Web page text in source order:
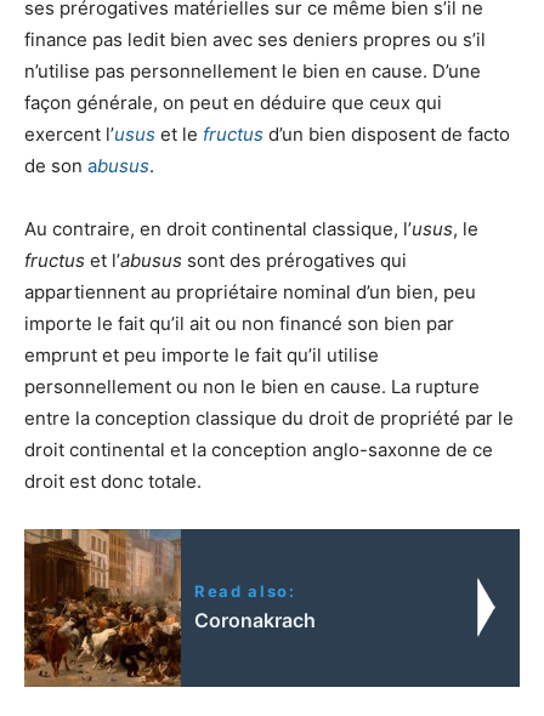
ses prérogatives matérielles sur ce même bien s’il ne
finance pas ledit bien avec ses deniers propres ou s’il
n’utilise pas personnellement le bien en cause. D’une
façon générale, on peut en déduire que ceux qui
exercent l’usus et le fructus d’un bien disposent de facto
de son abusus.
Au contraire, en droit continental classique, l’usus, le
fructus et l’abusus sont des prérogatives qui
appartiennent au propriétaire nominal d’un bien, peu
importe le fait qu’il ait ou non financé son bien par
emprunt et peu importe le fait qu’il utilise
personnellement ou non le bien en cause. La rupture
entre la conception classique du droit de propriété par le
droit continental et la conception anglo-saxonne de ce
droit est donc totale.
Read also:
Coronakrach